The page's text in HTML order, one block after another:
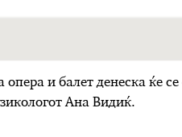
и балет денеска ќе
Ана Видиќ.